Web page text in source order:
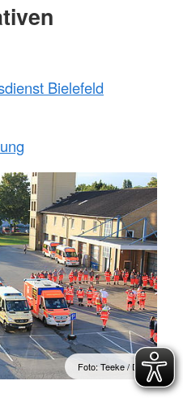
Bielefeld
Foto: Teeke / DRK